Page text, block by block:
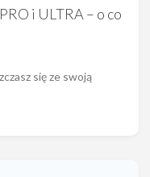
i ULTRA – o co
się ze swoją